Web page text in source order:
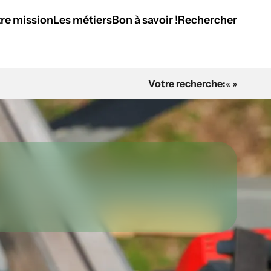
missionLes métiersBon à savoir !Rechercher
Votre recherche:« »